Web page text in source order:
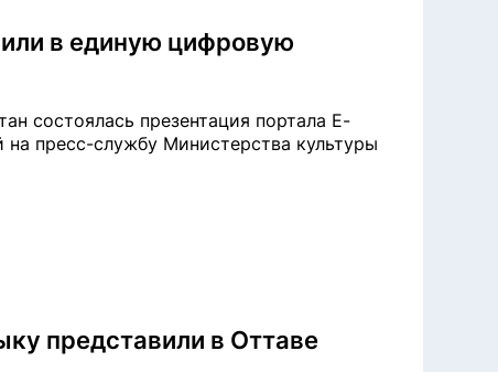
в единую цифровую
состоялась презентация портала E-
пресс-службу Министерства культуры
представили в Оттаве